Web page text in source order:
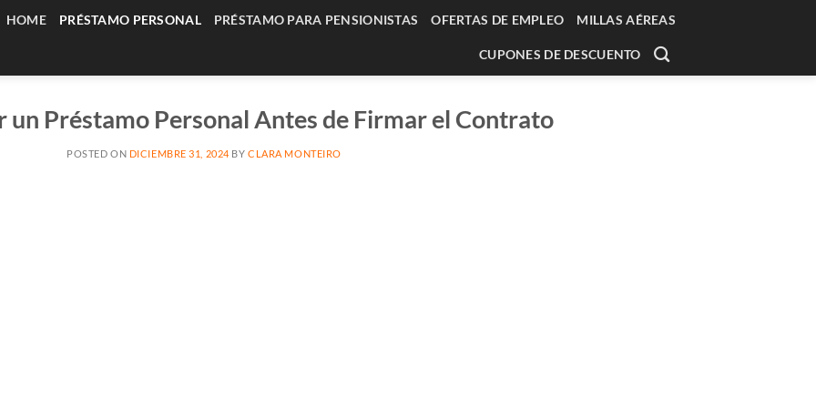
HOME PRÉSTAMO PERSONAL PRÉSTAMO PARA PENSIONISTAS OFERTAS DE EMPLEO MILLAS AÉREAS
CUPONES DE DESCUENTO
un Préstamo Personal Antes de Firmar el Contrato
POSTED ON DICIEMBRE 31, 2024 BYCLARA MONTEIRO